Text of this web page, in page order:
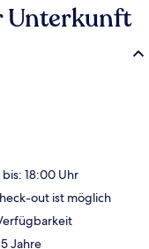
Unterkunft
18:00 Uhr
out ist möglich
Jahre